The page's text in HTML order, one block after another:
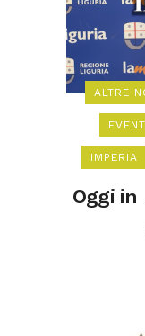
ALTRE
IMPERIA
Oggi in